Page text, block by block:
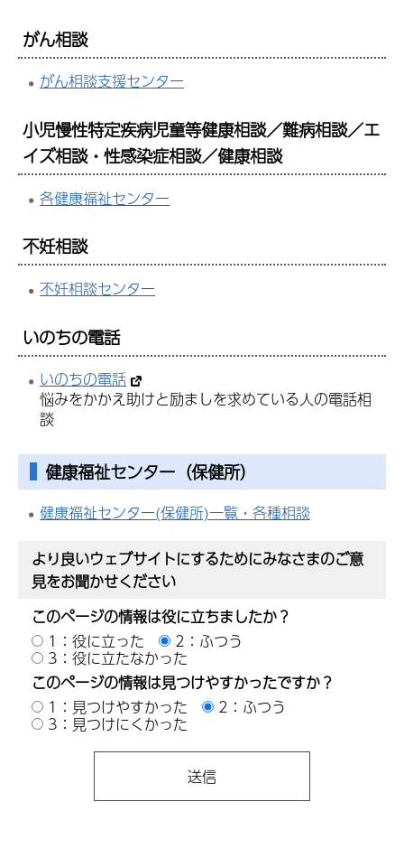
がん相談
がん相談支援センター
小児慢性特定疾病児童等健康相談／難病相談／エ
イズ相談・性感染症相談／健康相談
各健康福祉センター
不妊相談
不妊相談センター
いのちの電話
いのちの電話
悩みをかかえ助けと励ましを求めている人の電話相
談
健康福祉センター（保健所）
健康福祉センター(保健所)一覧・各種相談
より良いウェブサイトにするためにみなさまのご意
見をお聞かせください
このページの情報は役に立ちましたか？
1：役に立った
2：ふつう
3：役に立たなかった
このページの情報は見つけやすかったですか？
1：見つけやすかった
2：ふつう
3：見つけにくかった